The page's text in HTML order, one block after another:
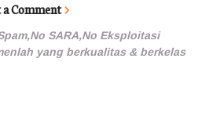
a Comment
SARA,No Eksploitasi
yang berkualitas & berkelas